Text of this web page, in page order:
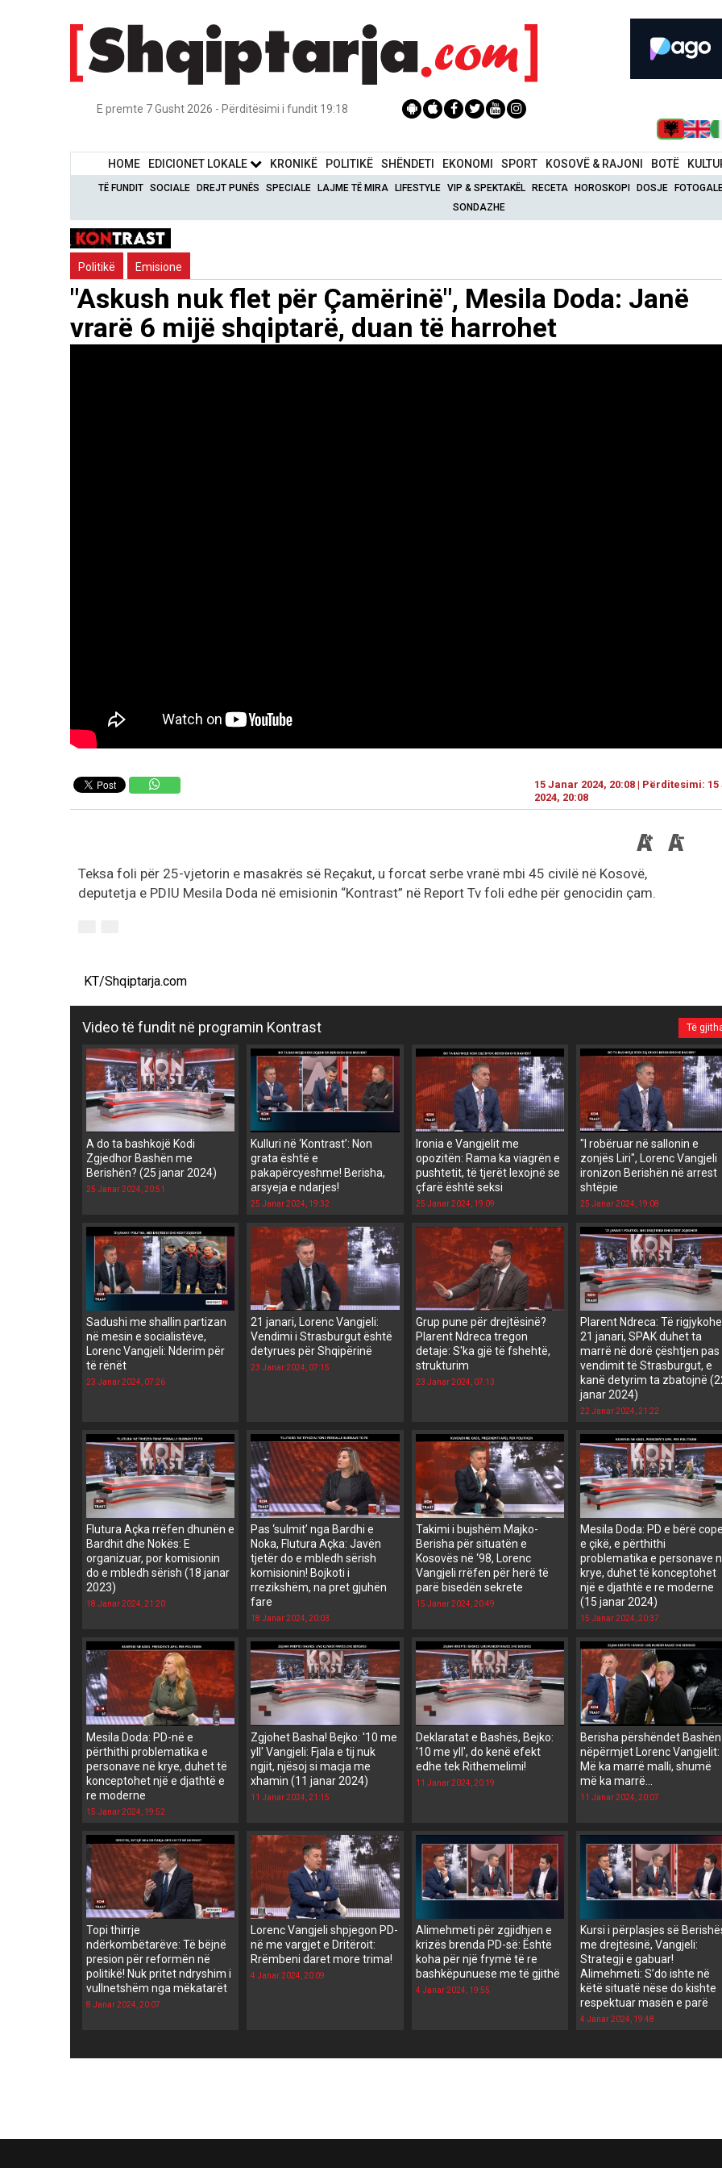
E premte 7 Gusht 2026 - Përditësimi i fundit 19:18
HOME EDICIONET LOKALE KRONIKË POLITIKË SHËNDETI EKONOMI SPORT KOSOVË & RAJONI BOTË
TË FUNDIT SOCIALE DREJT PUNËS SPECIALE LAJME TË MIRA LIFESTYLE VIP & SPEKTAKËL RECETA HOROSKOPI DOSJE
SONDAZHE
Politikë Emisione
"Askush nuk flet për Çamërinë", Mesila Doda: Janë
vrarë 6 mijë shqiptarë, duan të harrohet
15 Janar 2024, 20:08 | Përditesimi:
2024, 20:08
Teksa foli për 25-vjetorin e masakrës së Reçakut, u forcat serbe vranë mbi 45 civilë në Kosovë,
deputetja e PDIU Mesila Doda në emisionin “Kontrast” në Report Tv foli edhe për genocidin çam.
KT/Shqiptarja.com
Video të fundit në programin Kontrast Të
A do ta bashkojë Kodi
Zgjedhor Bashën me
Berishën? (25 janar 2024)
25 Janar 2024, 20:51
Kulluri në ‘Kontrast’: Non
grata është e
pakapërcyeshme! Berisha,
arsyeja e ndarjes!
25 Janar 2024, 19:32
Ironia e Vangjelit me
opozitën: Rama ka viagrën e
pushtetit, të tjerët lexojnë se
çfarë është seksi
25 Janar 2024, 19:09
"I robëruar në sallonin e
zonjës Liri", Lorenc Vangjeli
ironizon Berishën në arrest
shtëpie
25 Janar 2024, 19:08
Sadushi me shallin partizan
në mesin e socialistëve,
Lorenc Vangjeli: Nderim për
të rënët
23 Janar 2024, 07:26
21 janari, Lorenc Vangjeli:
Vendimi i Strasburgut është
detyrues për Shqipërinë
23 Janar 2024, 07:15
Grup pune për drejtësinë?
Plarent Ndreca tregon
detaje: S'ka gjë të fshehtë,
strukturim
23 Janar 2024, 07:13
Plarent Ndreca: Të
21 janari, SPAK duhet ta
marrë në dorë çështjen pas
vendimit të Strasburgut, e
kanë detyrim ta zbatojnë
janar 2024)
22 Janar 2024, 21:22
Flutura Açka rrëfen dhunën e
Bardhit dhe Nokës: E
organizuar, por komisionin
do e mbledh sërish (18 janar
2023)
18 Janar 2024, 21:20
Pas ‘sulmit’ nga Bardhi e
Noka, Flutura Açka: Javën
tjetër do e mbledh sërish
komisionin! Bojkoti i
rrezikshëm, na pret gjuhën
fare
18 Janar 2024, 20:03
Takimi i bujshëm Majko-
Berisha për situatën e
Kosovës në ‘98, Lorenc
Vangjeli rrëfen për herë të
parë bisedën sekrete
15 Janar 2024, 20:49
Mesila Doda: PD e bërë
e çikë, e përthithi
problematika e personave
krye, duhet të konceptohet
një e djathtë e re moderne
(15 janar 2024)
15 Janar 2024, 20:37
Mesila Doda: PD-në e
përthithi problematika e
personave në krye, duhet të
konceptohet një e djathtë e
re moderne
15 Janar 2024, 19:52
Zgjohet Basha! Bejko: '10 me
yll' Vangjeli: Fjala e tij nuk
ngjit, njësoj si macja me
xhamin (11 janar 2024)
11 Janar 2024, 21:15
Deklaratat e Bashës, Bejko:
'10 me yll', do kenë efekt
edhe tek Rithemelimi!
11 Janar 2024, 20:19
Berisha përshëndet Bashën
nëpërmjet Lorenc Vangjelit:
Më ka marrë malli, shumë
më ka marrë...
11 Janar 2024, 20:07
Topi thirrje
ndërkombëtarëve: Të bëjnë
presion për reformën në
politikë! Nuk pritet ndryshim i
vullnetshëm nga mëkatarët
8 Janar 2024, 20:07
Lorenc Vangjeli shpjegon PD-
në me vargjet e Dritëroit:
Rrëmbeni daret more trima!
4 Janar 2024, 20:09
Alimehmeti për zgjidhjen e
krizës brenda PD-së: Është
koha për një frymë të re
bashkëpunuese me të gjithë
4 Janar 2024, 19:55
Kursi i përplasjes së
me drejtësinë, Vangjeli:
Strategji e gabuar!
Alimehmeti: S’do ishte në
këtë situatë nëse do kishte
respektuar masën e parë
4 Janar 2024, 19:48